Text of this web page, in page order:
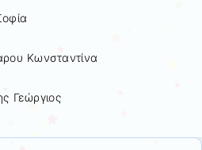
Κωνσταντίνα
Γεώργιος